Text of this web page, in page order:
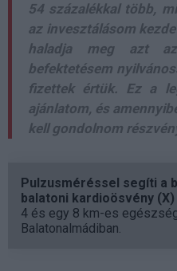
54 százalékkal több,
az invesztálásom
haladja meg azt
befektetésem
fizettek értük. Ez a
ajánlatom, és
kell gondolnom
Pulzusméréssel segíti a
balatoni kardioösvény (X)
4 és egy 8 km-es
Balatonalmádiban.